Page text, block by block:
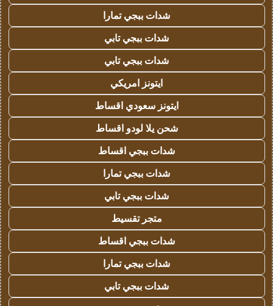
شدات ببجي تمارا
شدات ببجي تابي
شدات ببجي تابي
ايتونز امريكي
ايتونز سعودي اقساط
شحن يلا لودو اقساط
شدات ببجي اقساط
شدات ببجي تمارا
شدات ببجي تابي
متجر تقسيط
شدات ببجي اقساط
شدات ببجي تمارا
شدات ببجي تابي